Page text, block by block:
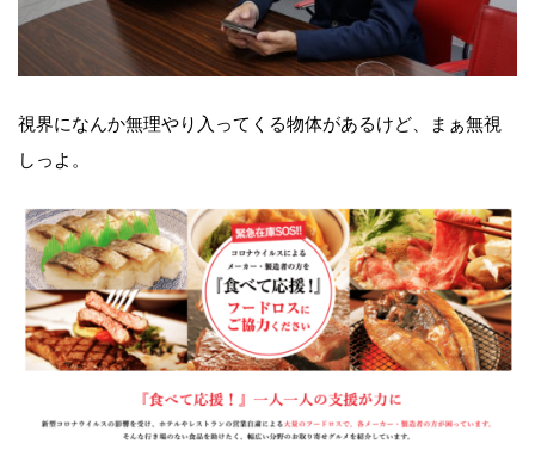
視界になんか無理やり入ってくる物体があるけど、まぁ無視
しっよ。